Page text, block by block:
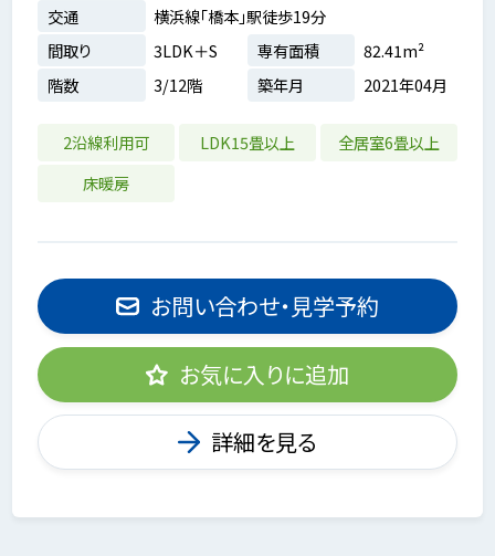
交通
横浜線「橋本」駅徒歩19分
間取り
3LDK＋S 専有面積
82.41m²
階数
3/12階 築年月 2021年04月
2沿線利用可 LDK15畳以上
全居室6畳以上
床暖房
お問い合わせ・見学予約
お気に入りに追加
詳細を見る